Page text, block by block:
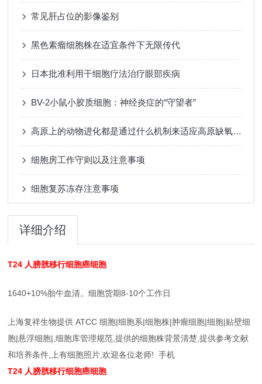
常见肝占位的影像鉴别
黑色素瘤细胞株在适宜条件下无限传代
日本批准利用干细胞疗法治疗眼部疾病
BV-2小鼠小胶质细胞：神经炎症的“守望者”
高原上的动物进化都是通过什么机制来适应高原缺氧的环境呢？
细胞房工作守则以及注意事项
细胞复苏冻存注意事项
详细介绍
T24 人膀胱移行细胞癌细胞
1640+10%胎牛血清。细胞货期8-10个工作日
上海复祥生物提供 ATCC 细胞|细胞系|细胞株|肿瘤细胞|细胞|贴壁细
胞|悬浮细胞|,细胞库管理规范,提供的细胞株背景清楚,提供参考文献
和培养条件,上有细胞照片,欢迎各位老师! 手机
T24 人膀胱移行细胞癌细胞